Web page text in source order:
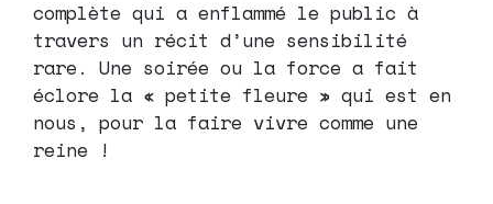
complète qui a enflammé le public à
travers un récit d’une sensibilité
rare. Une soirée ou la force a fait
éclore la « petite fleure » qui est en
nous, pour la faire vivre comme une
reine !